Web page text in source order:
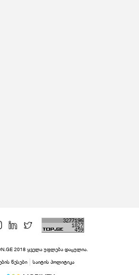
2018 ყველა უფლება დაცულია.
წესები საიტის პოლიტიკა